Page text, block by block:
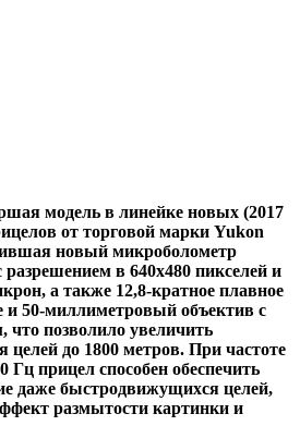
модель в линейке новых (2017
от торговой марки Yukon
новый микроболометр
разрешением в 640x480 пикселей и
а также 12,8-кратное плавное
и 50-миллиметровый объектив с
что позволило увеличить
целей до 1800 метров. При частоте
Гц прицел способен обеспечить
даже быстродвижущихся целей,
размытости картинки и